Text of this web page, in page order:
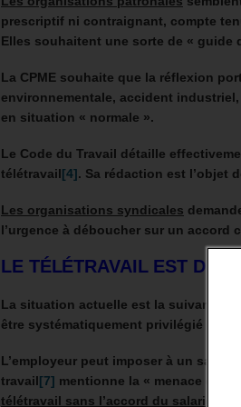
prescriptif ni contraignant, compte
Elles souhaitent une sorte de « guide
La CPME souhaite que la réflexion
environnementale, accident
en situation « normale ».
Le Code du Travail détaille
télétravail[4]. Sa rédaction est l’objet
Les organisations syndicales
l’urgence à déboucher sur un accord
LE TÉLÉTRAVAIL EST
La situation actuelle est la suivante.
être systématiquement privilégié
L’employeur peut imposer à un
travail[7] mentionne la « menace
télétravail sans l’accord du salarié